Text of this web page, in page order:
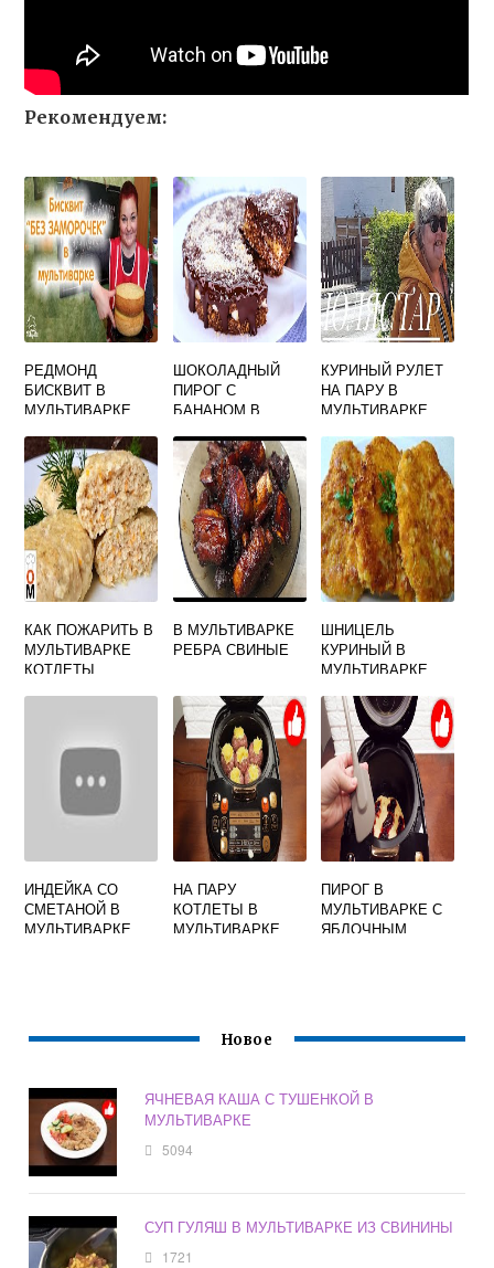
Рекомендуем:
РЕДМОНД
БИСКВИТ В
МУЛЬТИВАРКЕ
ШОКОЛАДНЫЙ
ПИРОГ С
БАНАНОМ В
КУРИНЫЙ РУЛЕТ
НА ПАРУ В
МУЛЬТИВАРКЕ
КАК ПОЖАРИТЬ В
МУЛЬТИВАРКЕ
КОТЛЕТЫ
В МУЛЬТИВАРКЕ
РЕБРА СВИНЫЕ
ШНИЦЕЛЬ
КУРИНЫЙ В
МУЛЬТИВАРКЕ
ИНДЕЙКА СО
СМЕТАНОЙ В
МУЛЬТИВАРКЕ
НА ПАРУ
КОТЛЕТЫ В
МУЛЬТИВАРКЕ
ПИРОГ В
МУЛЬТИВАРКЕ С
ЯБЛОЧНЫМ
Новое
ЯЧНЕВАЯ КАША С ТУШЕНКОЙ В
МУЛЬТИВАРКЕ
5094
СУП ГУЛЯШ В МУЛЬТИВАРКЕ ИЗ СВИНИНЫ
1721